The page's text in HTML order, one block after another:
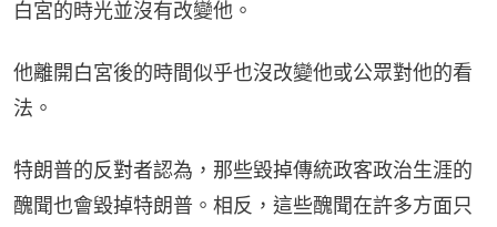
白宮的時光並沒有改變他。
他離開白宮後的時間似乎也沒改變他或公眾對他的看
法。
特朗普的反對者認為，那些毀掉傳統政客政治生涯的
醜聞也會毀掉特朗普。相反，這些醜聞在許多方面只